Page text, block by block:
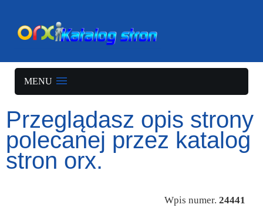
MENU
Przeglądasz opis strony
polecanej przez katalog
stron orx.
Wpis numer. 24441